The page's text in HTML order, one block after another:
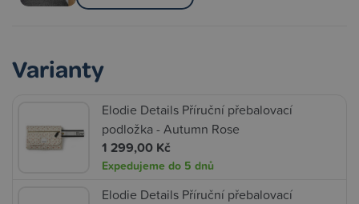
Varianty
Elodie Details Příruční přebalovací
podložka - Autumn Rose
1 299,00 Kč
Expedujeme do 5 dnů
Elodie Details Příruční přebalovací